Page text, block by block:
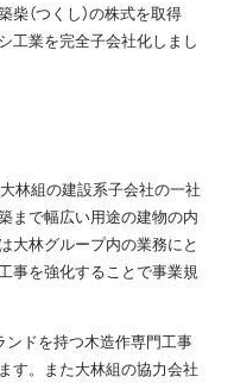
（つくし）の株式を取得
工業を完全子会社化しまし
林組の建設系子会社の一社
まで幅広い用途の建物の内
大林グループ内の業務にと
事を強化することで事業規
ドを持つ木造作専門工事
す。また大林組の協力会社